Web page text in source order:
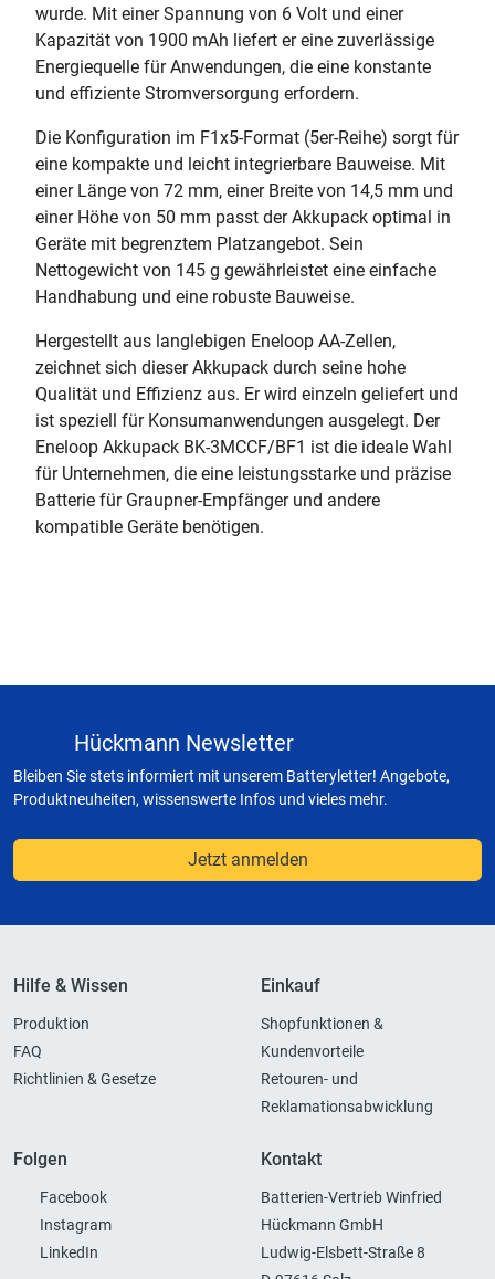
wurde. Mit einer Spannung von 6 Volt und einer
Kapazität von 1900 mAh liefert er eine zuverlässige
Energiequelle für Anwendungen, die eine konstante
und effiziente Stromversorgung erfordern.
Die Konfiguration im F1x5-Format (5er-Reihe) sorgt für
eine kompakte und leicht integrierbare Bauweise. Mit
einer Länge von 72 mm, einer Breite von 14,5 mm und
einer Höhe von 50 mm passt der Akkupack optimal in
Geräte mit begrenztem Platzangebot. Sein
Nettogewicht von 145 g gewährleistet eine einfache
Handhabung und eine robuste Bauweise.
Hergestellt aus langlebigen Eneloop AA-Zellen,
zeichnet sich dieser Akkupack durch seine hohe
Qualität und Effizienz aus. Er wird einzeln geliefert und
ist speziell für Konsumanwendungen ausgelegt. Der
Eneloop Akkupack BK-3MCCF/BF1 ist die ideale Wahl
für Unternehmen, die eine leistungsstarke und präzise
Batterie für Graupner-Empfänger und andere
kompatible Geräte benötigen.
Hückmann Newsletter
Bleiben Sie stets informiert mit unserem Batteryletter! Angebote,
Produktneuheiten, wissenswerte Infos und vieles mehr.
Jetzt anmelden
Hilfe & Wissen
Produktion
FAQ
Richtlinien & Gesetze
Einkauf
Shopfunktionen &
Kundenvorteile
Retouren- und
Reklamationsabwicklung
Folgen
Facebook
Instagram
LinkedIn
Kontakt
Batterien-Vertrieb Winfried
Hückmann GmbH
Ludwig-Elsbett-Straße 8